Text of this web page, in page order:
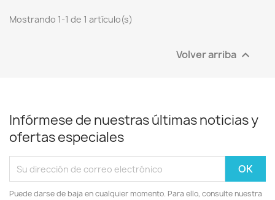
Mostrando 1-1 de 1 artículo(s)
Volver arriba 
Infórmese de nuestras últimas noticias y
ofertas especiales
Puede darse de baja en cualquier momento. Para ello, consulte nuestra